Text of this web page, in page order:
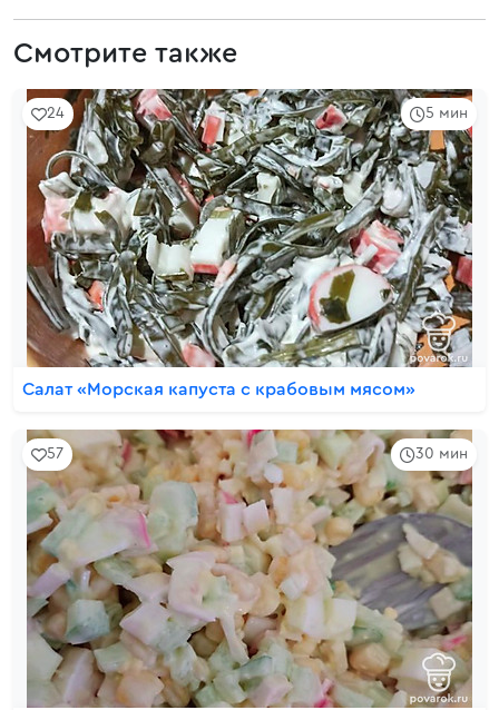
Смотрите также
5 мин
24
Салат «Морская капуста с крабовым мясом»
30 мин
57